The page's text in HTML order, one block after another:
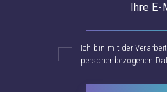
Ihre E-
Ich bin mit der
personenbezogenen